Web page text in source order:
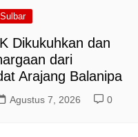
Sulbar
Dikukuhkan dan
dari
Arajang Balanipa
Agustus 7, 2026 0